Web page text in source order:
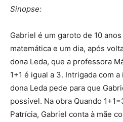
Sinopse:
Gabriel é um garoto de 10
matemática e um dia, após
dona Leda, que a professora
1+1 é igual a 3. Intrigada com
dona Leda pede para que
possível. Na obra Quando
Patrícia, Gabriel conta à mãe